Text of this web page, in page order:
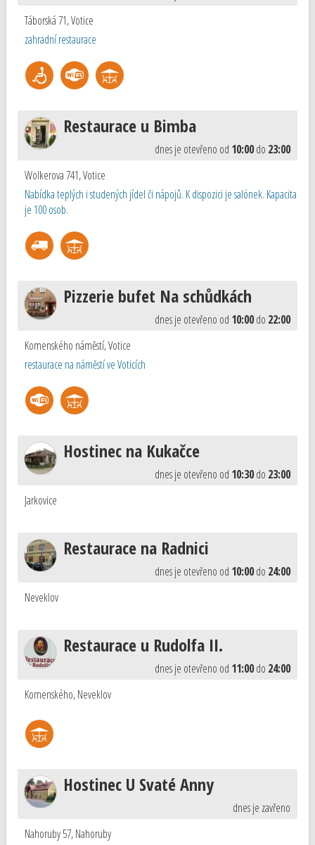
Táborská 71,Votice
zahradní restaurace
Restaurace u Bimba
dnes je otevřeno od 10:00do 23:00
Wolkerova 741,Votice
Nabídka teplých i studených jídel či nápojů. K dispozici je salónek. Kapacita
je 100 osob.
Pizzerie bufet Na schůdkách
dnes je otevřeno od 10:00do 22:00
Komenského náměstí,Votice
restaurace na náměstí ve Voticích
Hostinec na Kukačce
dnes je otevřeno od 10:30do 23:00
Jarkovice
Restaurace na Radnici
dnes je otevřeno od 10:00do 24:00
Neveklov
Restaurace u Rudolfa II.
dnes je otevřeno od 11:00do 24:00
Komenského,Neveklov
Hostinec U Svaté Anny
dnes je zavřeno
Nahoruby 57,Nahoruby